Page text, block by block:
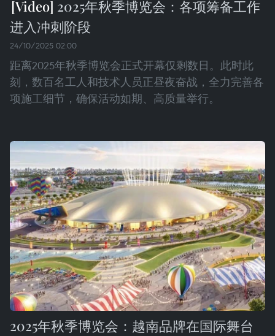
2025年秋季博览会：各项筹备工作
进入冲刺阶段
24/10/2025 02:00
距离2025年秋季博览会正式开幕仅剩数日。此时此
刻，数百名工人和技术人员正昼夜奋战，全力完善各
项施工细节，确保活动如期、高质量举行。
2025年秋季博览会：越南品牌在国际舞台